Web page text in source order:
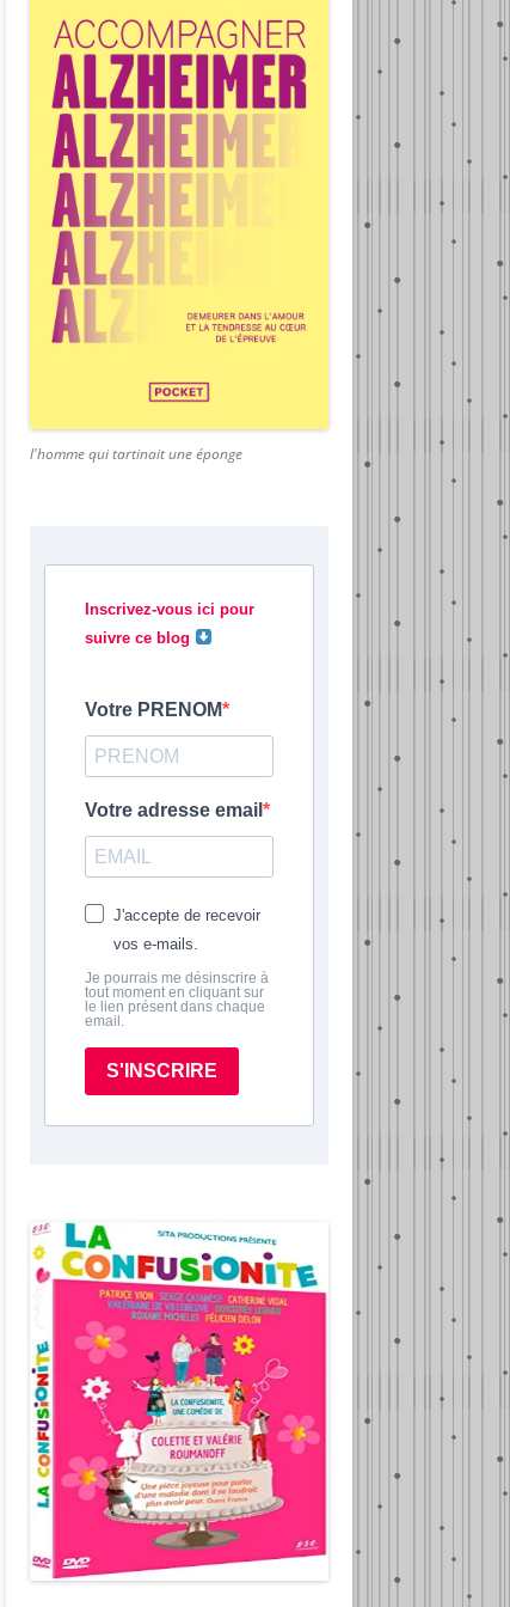
l'homme qui tartinait une éponge
Inscrivez-vous ici pour
suivre ce blog
Votre PRENOM
Votre adresse email
J'accepte de recevoir
vos e-mails.
Je pourrais me désinscrire à
tout moment en cliquant sur
le lien présent dans chaque
email.
S'INSCRIRE